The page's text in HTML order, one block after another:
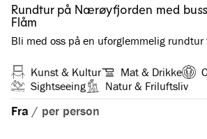
Rundtur på Nærøyfjorden med
Flåm
Bli med oss på en uforglemmelig rundtur
Kunst & Kultur Mat & Drikke
Sightseeing
Natur & Friluftsliv
Fra / per person